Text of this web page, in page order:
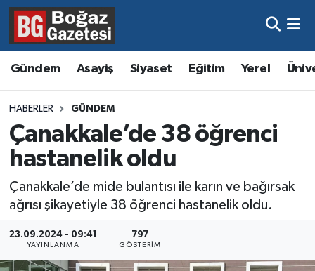
Gündem Asayiş Siyaset Eğitim Yerel
HABERLER GÜNDEM
Çanakkale’de 38 öğrenci
hastanelik oldu
Çanakkale’de mide bulantısı ile karın ve bağırsak
ağrısı şikayetiyle 38 öğrenci hastanelik oldu.
23.09.2024 - 09:41
YAYINLANMA
797
GÖSTERIM
Asayiş
Eğitim
Ekonomi
Gündem
Magazin
Resmi İlanlar
Hava Durumu
Trafik Durumu
Süper Lig Puan Durumu ve Fikstür
Tüm Manşetler
Haber Arşivi